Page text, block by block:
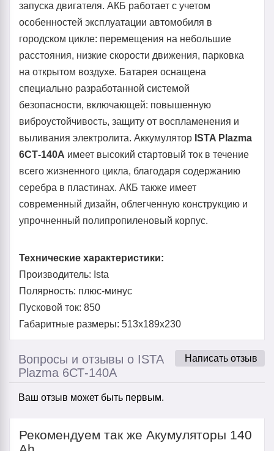
запуска двигателя. АКБ работает с учетом
особенностей эксплуатации автомобиля в
городском цикле: перемещения на небольшие
расстояния, низкие скорости движения, парковка
на открытом воздухе. Батарея оснащена
специально разработанной системой
безопасности, включающей: повышенную
виброустойчивость, защиту от воспламенения и
выливания электролита. Аккумулятор ISTA Plazma
6СТ-140А имеет высокий стартовый ток в течение
всего жизненного цикла, благодаря содержанию
серебра в пластинах. АКБ также имеет
современный дизайн, облегченную конструкцию и
упрочненный полипропиленовый корпус.
Технические характеристики:
Производитель: Ista
Полярность: плюс-минус
Пусковой ток: 850
Габаритные размеры: 513х189х230
Написать отзыв
Вопросы и отзывы о ISTA
Plazma 6СТ-140А
Ваш отзыв может быть первым.
Рекомендуем так же Акумуляторы 140